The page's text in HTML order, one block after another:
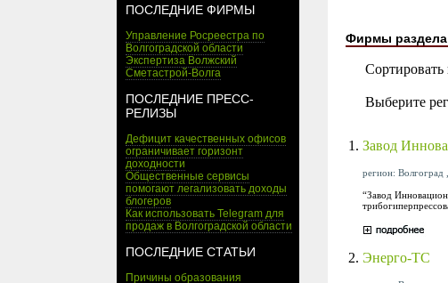
ПОСЛЕДНИЕ ФИРМЫ
Управление Росреестра по
Волгоградской области
Экспертиза Волжский
Сметастрой-Волга
ПОСЛЕДНИЕ ПРЕСС-
РЕЛИЗЫ
Дефицит качественных офисов
ограничивает горизонт
доходности
Общественные сервисы
помогают легализовать доходы
блогеров
Как использовать Telegram для
продаж в Волгоградской области
ПОСЛЕДНИЕ СТАТЬИ
Причины образования
Фирмы раздела
Сортировать
Выберите
1. Завод
регион:
“Завод
2. Энерго-ТС